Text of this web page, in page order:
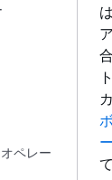
ペレー